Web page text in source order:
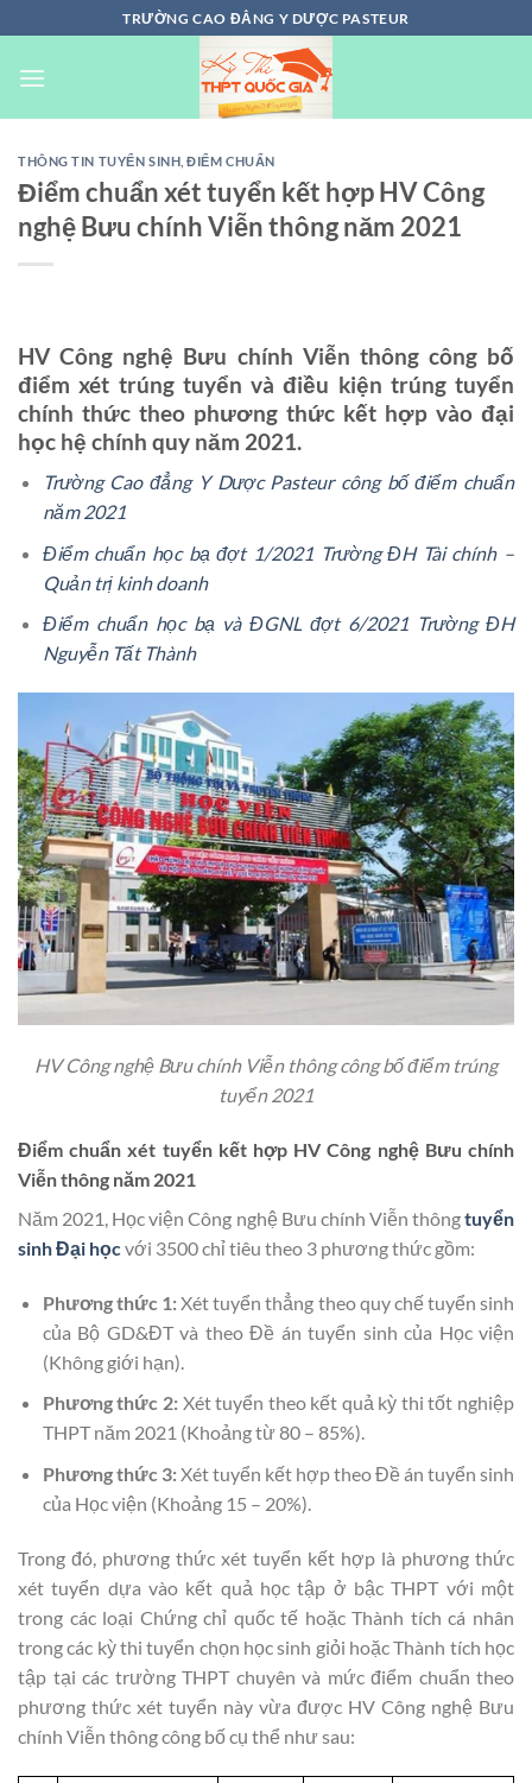
đến
nội
TRƯỜNG CAO ĐẲNG Y DƯỢC PASTEUR
THÔNG TIN TUYỂN SINH ,ĐIỂM CHUẨN
Điểm chuẩn xét tuyển kết hợp HV Công
nghệ Bưu chính Viễn thông năm 2021
HV Công nghệ Bưu chính Viễn thông công bố
điểm xét trúng tuyển và điều kiện trúng tuyển
chính thức theo phương thức kết hợp vào đại
học hệ chính quy năm 2021.
Trường Cao đẳng Y Dược Pasteur công bố điểm chuẩn
năm 2021
Điểm chuẩn học bạ đợt 1/2021 Trường ĐH Tài chính –
Quản trị kinh doanh
Điểm chuẩn học bạ và ĐGNL đợt 6/2021 Trường ĐH
Nguyễn Tất Thành
HV Công nghệ Bưu chính Viễn thông công bố điểm trúng
tuyển 2021
Điểm chuẩn xét tuyển kết hợp HV Công nghệ Bưu chính
Viễn thông năm 2021
Năm 2021, Học viện Công nghệ Bưu chính Viễn thôngtuyển
sinh Đại họcvới 3500 chỉ tiêu theo 3 phương thức gồm:
Phương thức 1:Xét tuyển thẳng theo quy chế tuyển sinh
của Bộ GD&ĐT và theo Đề án tuyển sinh của Học viện
(Không giới hạn).
Phương thức 2:Xét tuyển theo kết quả kỳ thi tốt nghiệp
THPT năm 2021 (Khoảng từ 80 – 85%).
Phương thức 3:Xét tuyển kết hợp theo Đề án tuyển sinh
của Học viện (Khoảng 15 – 20%).
Trong đó, phương thức xét tuyển kết hợp là phương thức
xét tuyển dựa vào kết quả học tập ở bậc THPT với một
trong các loại Chứng chỉ quốc tế hoặc Thành tích cá nhân
trong các kỳ thi tuyển chọn học sinh giỏi hoặc Thành tích học
tập tại các trường THPT chuyên và mức điểm chuẩn theo
phương thức xét tuyển này vừa được HV Công nghệ Bưu
chính Viễn thông công bố cụ thể như sau: